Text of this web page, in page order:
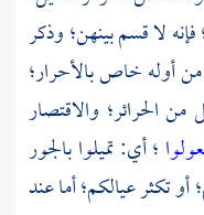
فإنه لا قسم بينهن؛ وذكر
أوله خاص بالأحرار؛
الحرائر؛ والاقتصار
؛ أي: تميلوا بالجور
تكثر عيالكم؛ أما عند